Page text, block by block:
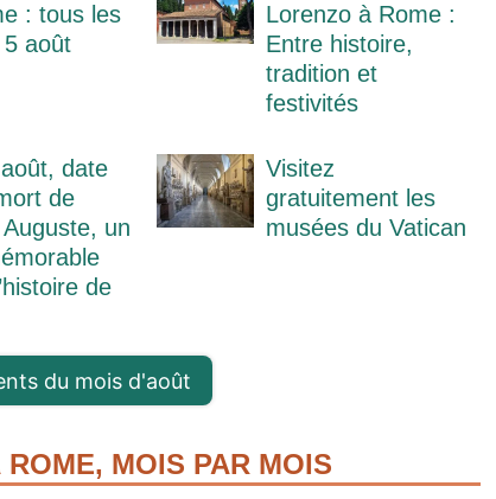
: tous les
août
Lorenzo à Rome :
Entre histoire,
tradition et
festivités
date
de
un
de
Visitez
gratuitement les
musées du Vatican
du mois d'août
MOIS PAR MOIS